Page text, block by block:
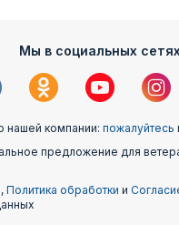
Мы в социальных
нашей компании: пожалуйтесь
предложение для
, Политика обработки и